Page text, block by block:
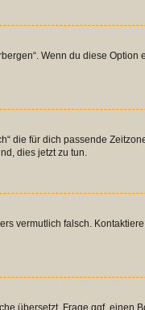
Wenn du diese Option
die für dich passende
dies jetzt zu tun.
vermutlich falsch.